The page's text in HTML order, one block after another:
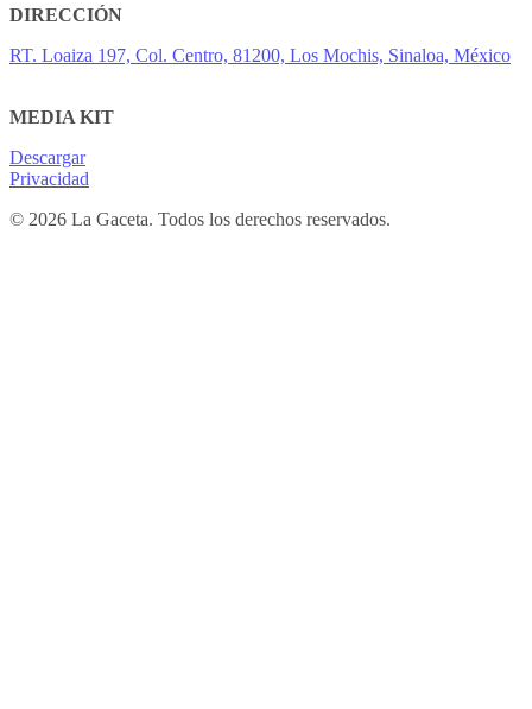
DIRECCIÓN
RT. Loaiza 197, Col. Centro, 81200, Los Mochis, Sinaloa, México
MEDIA KIT
Descargar
Privacidad
© 2026 La Gaceta. Todos los derechos reservados.